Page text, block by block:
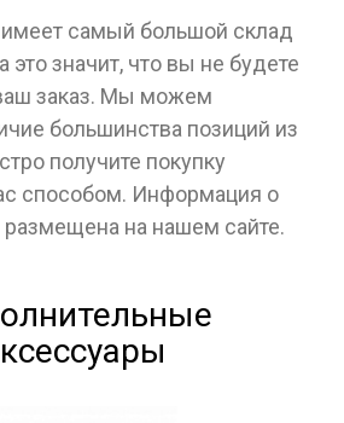
самый большой склад
значит, что вы не будете
заказ. Мы можем
большинства позиций из
получите покупку
способом. Информация о
размещена на нашем сайте.